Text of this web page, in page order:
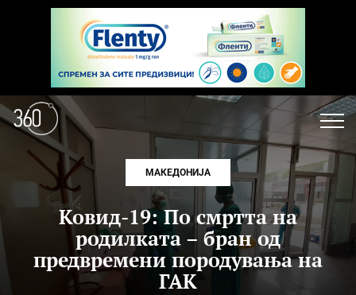
МАКЕДОНИЈА
Ковид-19: По смртта на
родилката – бран од
предвремени породувања на
ГАК